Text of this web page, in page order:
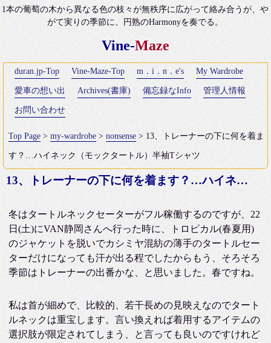
1本の葡萄の木から異なる色の枝々が無秩序に広がって絡み合うが、や
がて実りの季節に、円熟のHarmonyを奏でる。
Vine-Maze
duran.jp-Top Vine-Maze-Top m．i．n．e's My Wardrobe
愛車の想い出 Archives(書庫) 備忘録なInfo 管理人情報
お問い合わせ
Top Page >my-wardrobe >nonsense > 13、トレーナーの下に何を着ま
す？…ハイネック（モックタートル）半袖Tシャツ
13、トレーナーの下に何を着ます？…ハイネック（モックタートル）半袖Tシャツ
冬はタートルネックセーターがフル稼働するのですが、22
日(土)にVAN静岡さんへ行った時に、トロピカル(春夏用)
のジャケットを脱いでカシミヤ混紡の薄手のタートルセー
ターだけになっても汗が出る程でしたからもう、そろそろ
季節はトレーナーの出番かな、と思いました。春ですね。
私は首が細めで、比較的、若干長めの見映えなのでタート
ルネックは重宝します。言い換えれば着用するアイテムの
選択肢が限定されてしまう、と言っても良いのですけれど